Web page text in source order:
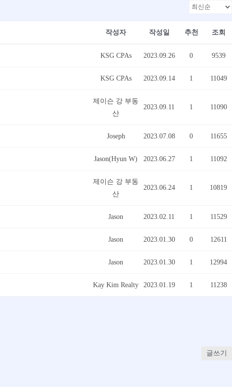
작성자 작성일 추천 조회
KSG CPAs 2023.09.26 0 9539
KSG CPAs 2023.09.14 1 11049
제이슨 강 부동
산
2023.09.11 1 11090
Joseph 2023.07.08 0 11655
Jason(Hyun W) 2023.06.27 1 11092
제이슨 강 부동
산
2023.06.24 1 10819
Jason 2023.02.11 1 11529
Jason 2023.01.30 0 12611
Jason 2023.01.30 1 12994
Kay Kim Realty 2023.01.19 1 11238
글쓰기